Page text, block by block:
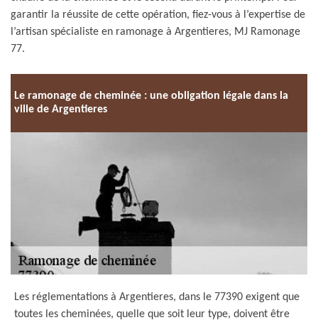
garantir la réussite de cette opération, fiez-vous à l’expertise de
l’artisan spécialiste en ramonage à Argentieres, MJ Ramonage
77.
Le ramonage de cheminée : une obligation légale dans la
ville de Argentieres
Les réglementations à Argentieres, dans le 77390 exigent que
toutes les cheminées, quelle que soit leur type, doivent être